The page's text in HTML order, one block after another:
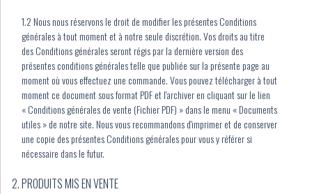
1.2 Nous nous réservons le droit de modifier les présentes Conditions
générales à tout moment et à notre seule discrétion. Vos droits au titre
des Conditions générales seront régis par la dernière version des
présentes conditions générales telle que publiée sur la présente page au
moment où vous effectuez une commande. Vous pouvez télécharger à tout
moment ce document sous format PDF et l'archiver en cliquant sur le lien
« Conditions générales de vente (Fichier PDF) » dans le menu « Documents
utiles » de notre site. Nous vous recommandons d'imprimer et de conserver
une copie des présentes Conditions générales pour vous y référer si
nécessaire dans le futur.
PRODUITS MIS EN VENTE